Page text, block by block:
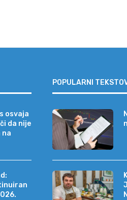
osvaja
da nije
na
POPULARNI